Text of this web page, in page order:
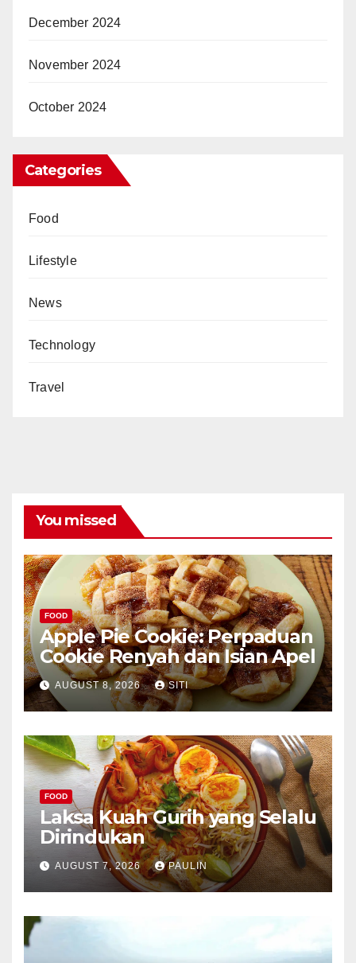
December 2024
November 2024
October 2024
Categories
Food
Lifestyle
News
Technology
Travel
You missed
FOOD
Apple Pie Cookie: Perpaduan
Cookie Renyah dan Isian Apel
AUGUST 8, 2026 SITI
FOOD
Laksa Kuah Gurih yang Selalu
Dirindukan
AUGUST 7, 2026 PAULIN